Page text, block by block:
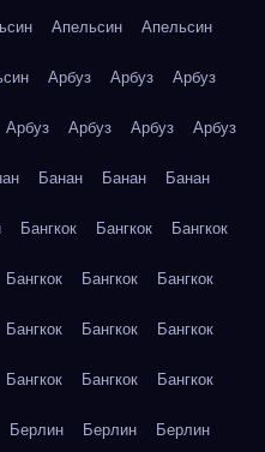
Апельсин Апельсин
Арбуз Арбуз Арбуз
Арбуз Арбуз Арбуз Арбуз
Банан Банан Банан
Бангкок Бангкок Бангкок
Бангкок Бангкок Бангкок
Бангкок Бангкок Бангкок
Бангкок Бангкок Бангкок
Берлин Берлин Берлин